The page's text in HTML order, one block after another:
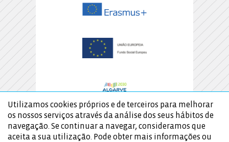
Utilizamos cookies próprios e de terceiros para melhorar
os nossos serviços através da análise dos seus hábitos de
navegação. Se continuar a navegar, consideramos que
aceita a sua utilização. Pode obter mais informações ou